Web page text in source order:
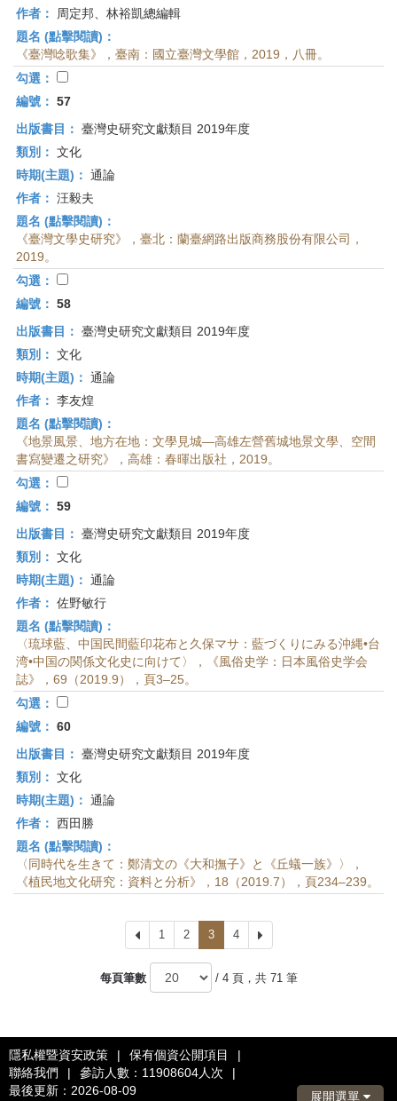
作者：
周定邦、林裕凱總編輯
題名 (點擊閱讀)：
《臺灣唸歌集》，臺南：國立臺灣文學館，2019，八冊。
勾選：
編號： 57
出版書目： 臺灣史研究文獻類目 2019年度
類別： 文化
時期(主題)： 通論
作者： 汪毅夫
題名 (點擊閱讀)：
《臺灣文學史研究》，臺北：蘭臺網路出版商務股份有限公司，
2019。
勾選：
編號： 58
出版書目： 臺灣史研究文獻類目 2019年度
類別： 文化
時期(主題)： 通論
作者： 李友煌
題名 (點擊閱讀)：
《地景風景、地方在地：文學見城—高雄左營舊城地景文學、空間
書寫變遷之研究》，高雄：春暉出版社，2019。
勾選：
編號： 59
出版書目： 臺灣史研究文獻類目 2019年度
類別： 文化
時期(主題)： 通論
作者： 佐野敏行
題名 (點擊閱讀)：
〈琉球藍、中国民間藍印花布と久保マサ：藍づくりにみる沖縄•台
湾•中国の関係文化史に向けて〉，《風俗史学：日本風俗史学会
誌》，69（2019.9），頁3–25。
勾選：
編號： 60
出版書目： 臺灣史研究文獻類目 2019年度
類別： 文化
時期(主題)： 通論
作者： 西田勝
題名 (點擊閱讀)：
〈同時代を生きて：鄭清文の《大和撫子》と《丘蟻一族》〉，
《植民地文化研究：資料と分析》，18（2019.7），頁234–239。
上
一
頁
1 2 3 4
下
一
每頁筆數
/ 4 頁，共 71 筆
隱私權暨資安政策 | 保有個資公開項目
|
聯絡我們
| 參訪人數：11908604人次
|
最後更新：2026-08-09
展開選單